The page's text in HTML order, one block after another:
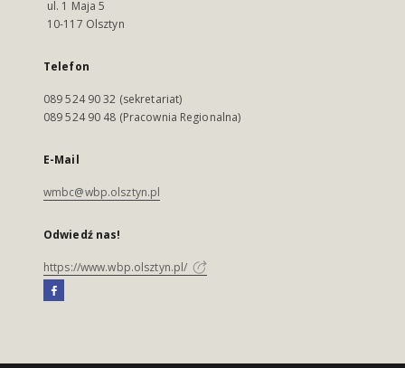
ul. 1 Maja 5
10-117 Olsztyn
Telefon
089 524 90 32 (sekretariat)
089 524 90 48 (Pracownia Regionalna)
E-Mail
wmbc@wbp.olsztyn.pl
Odwiedź nas!
https://www.wbp.olsztyn.pl/